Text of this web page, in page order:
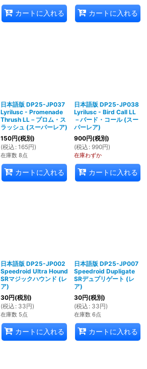
カートに入れる カートに入れる
日本語版 DP25-JP037
Lyrilusc - Promenade
Thrush LL－プロム・ス
ラッシュ (スーパーレア)
150円(税別)
(税込 : 165円)
在庫数 8点
カートに入れる
日本語版 DP25-JP038
Lyrilusc - Bird Call LL
－バード・コール (スー
パーレア)
900円(税別)
(税込 : 990円)
在庫わずか
カートに入れる
日本語版 DP25-JP002
Speedroid Ultra Hound
SRマジックハウンド (レ
ア)
30円(税別)
(税込 : 33円)
在庫数 5点
カートに入れる
日本語版 DP25-JP007
Speedroid Dupligate
SRデュプリゲート (レ
ア)
30円(税別)
(税込 : 33円)
在庫数 6点
カートに入れる